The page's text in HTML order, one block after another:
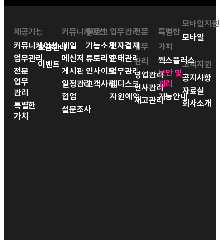
제공기능
커뮤니케이션
업무관리
전문
업무
관리
특별한
가치
공간
요금안내
이벤트
커뮤니케이션
메일
메신저
게시판
일정관리
협업
설문조사
블로그
기능소개
튜토리얼
인사이트
고객사례
업무관리
전자결재
근태관리
업무관리
웹디스크
자원예약
전문
업무
관리
영업관리
인사관리
재고관리
특별한
가치
웍스플러스
보안 및
관리
기능안내
모바일지원
모바일
고객지원
공지사항
자료실
회사소개